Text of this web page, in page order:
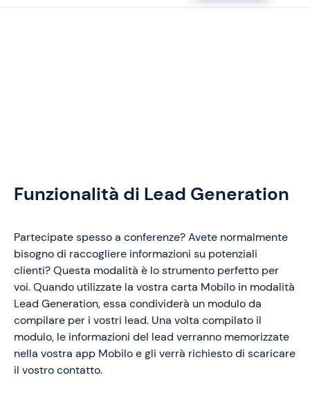
Funzionalità di Lead Generation
Partecipate spesso a conferenze? Avete normalmente
bisogno di raccogliere informazioni su potenziali
clienti? Questa modalità è lo strumento perfetto per
voi. Quando utilizzate la vostra carta Mobilo in modalità
Lead Generation, essa condividerà un modulo da
compilare per i vostri lead. Una volta compilato il
modulo, le informazioni del lead verranno memorizzate
nella vostra app Mobilo e gli verrà richiesto di scaricare
il vostro contatto.